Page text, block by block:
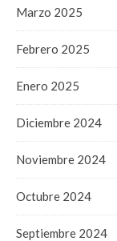
Marzo 2025
Febrero 2025
Enero 2025
Diciembre 2024
Noviembre 2024
Octubre 2024
Septiembre 2024